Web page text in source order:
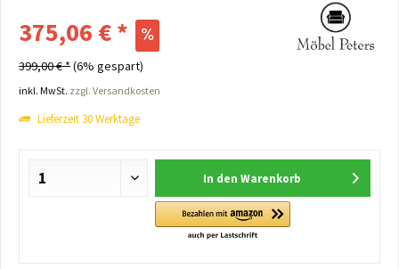
375,06 € *
399,00 € *(6% gespart)
inkl. MwSt. zzgl. Versandkosten
Lieferzeit 30 Werktage
In den Warenkorb